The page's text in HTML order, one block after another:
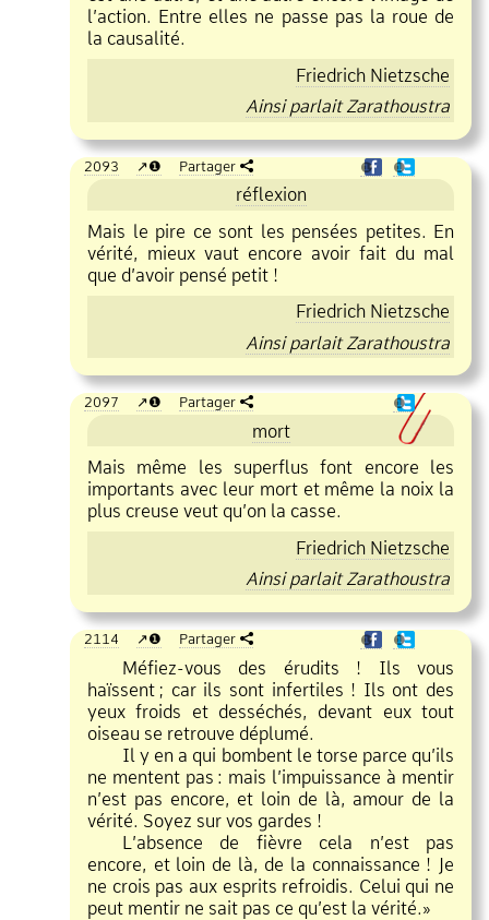
l’action. Entre elles ne passe pas la roue de
la causalité.
Friedrich Nietzsche
Ainsi parlait Zarathoustra
2093 ❶ Partager ❶ ❶
réflexion
Mais le pire ce sont les pensées petites. En
vérité, mieux vaut encore avoir fait du mal
que d’avoir pensé petit !
Friedrich Nietzsche
Ainsi parlait Zarathoustra
2097 ❶ Partager ❶
mort
Mais même les superflus font encore les
importants avec leur mort et même la noix la
plus creuse veut qu’on la casse.
Friedrich Nietzsche
Ainsi parlait Zarathoustra
2114 ❶ Partager ❶ ❶
Méfiez vous des érudits ! Ils vous
haïssent ; car ils sont infertiles ! Ils ont des
yeux froids et desséchés, devant eux tout
oiseau se retrouve déplumé.
Il y en a qui bombent le torse parce qu’ils
ne mentent pas : mais l’impuissance à mentir
n’est pas encore, et loin de là, amour de la
vérité. Soyez sur vos gardes !
L’absence de fièvre cela n’est pas
encore, et loin de là, de la connaissance ! Je
ne crois pas aux esprits refroidis. Celui qui ne
peut mentir ne sait pas ce qu’est la vérité.»